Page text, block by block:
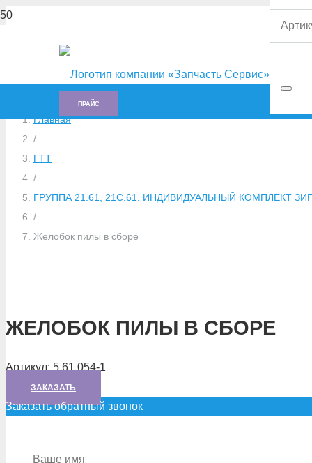
ПРАЙС
Главная
/
ГTT
/
ГРУППА 21.61, 21С.61. ИНДИВИДУАЛЬНЫЙ КОМПЛЕКТ ЗИП
/
Желобок пилы в сборе
ЖЕЛОБОК ПИЛЫ В СБОРЕ
Артикул: 5.61.054-1
ЗАКАЗАТЬ
Заказать обратный звонок